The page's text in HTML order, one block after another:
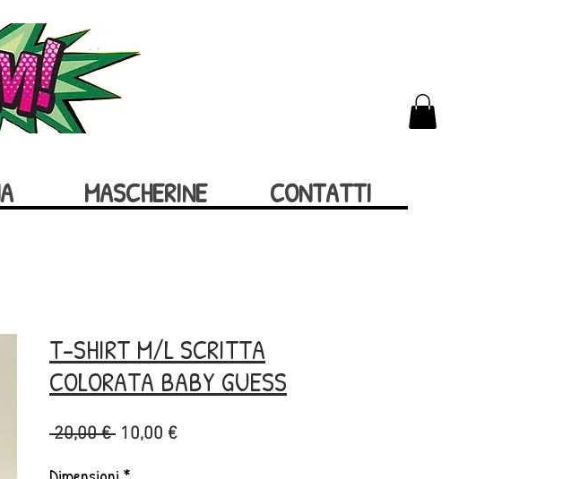
MASCHERINE CONTATTI
T-SHIRT M/L SCRITTA
COLORATA BABY GUESS
20,00 € Prezzo
10,00 €Prezzo